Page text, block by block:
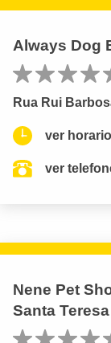
Always Dog
Rua Rui
ver
ver
Nene Pet
Santa Teresa